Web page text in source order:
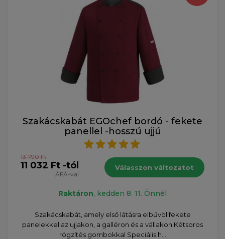
Szakácskabát EGOchef bordó - fekete
panellel -hosszú ujjú
13 790 Ft
11 032 Ft -tól
ÁFÁ-val
Válasszon változatot
Raktáron, kedden 8. 11. Önnél
Szakácskabát, amely első látásra elbűvöl fekete
panelekkel az ujjakon, a galléron és a vállakon Kétsoros
rögzítés gombokkal Speciális h...